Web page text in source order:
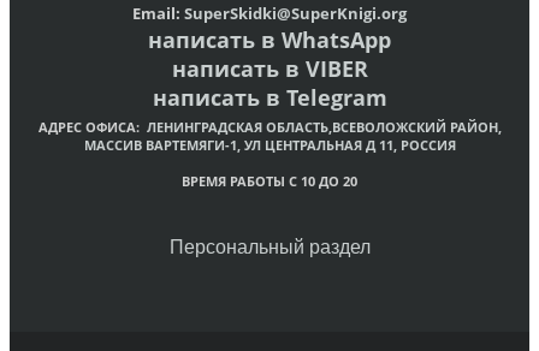
Email: SuperSkidki@SuperKnigi.org
написать в WhatsApp
написать в VIBER
написать в Telegram
АДРЕС ОФИСА: ЛЕНИНГРАДСКАЯ ОБЛАСТЬ,ВСЕВОЛОЖСКИЙ РАЙОН,
МАССИВ ВАРТЕМЯГИ-1, УЛ ЦЕНТРАЛЬНАЯ Д 11, РОССИЯ
ВРЕМЯ РАБОТЫ С 10 ДО 20
Персональный раздел